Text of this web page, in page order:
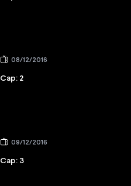
08/12/2016
Cap: 2
09/12/2016
Cap: 3